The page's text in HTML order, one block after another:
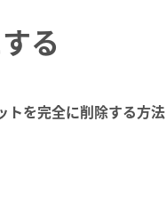
る
を完全に削除する方法